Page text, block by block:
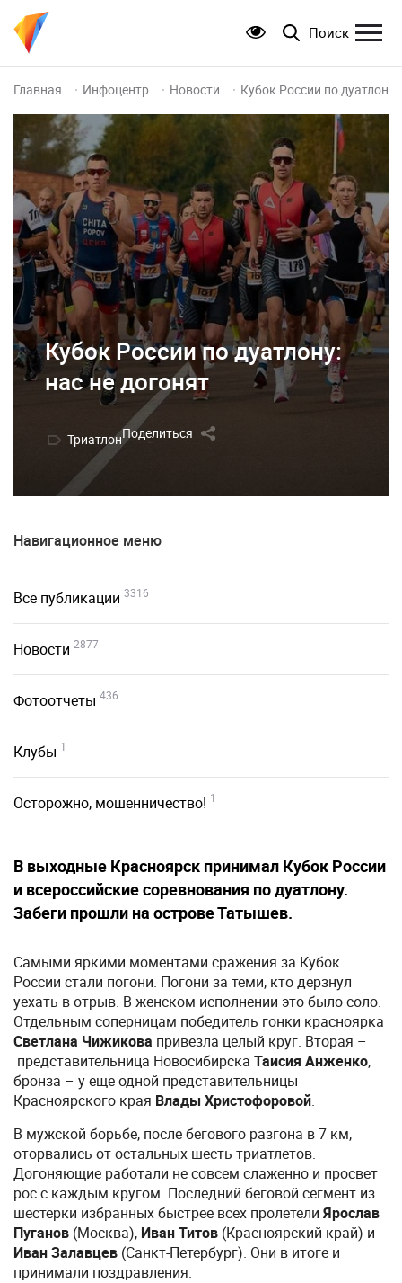
Поиск
Главная Инфоцентр Новости Кубок России по дуатлону:
Кубок России по дуатлону:
нас не догонят
ТриатлонПоделиться
Навигационное меню
Все публикации 3316
Новости 2877
Фотоотчеты 436
Клубы 1
Осторожно, мошенничество! 1
В выходные Красноярск принимал Кубок России
и всероссийские соревнования по дуатлону.
Забеги прошли на острове Татышев.
Самыми яркими моментами сражения за Кубок
России стали погони. Погони за теми, кто дерзнул
уехать в отрыв. В женском исполнении это было соло.
Отдельным соперницам победитель гонки красноярка
Светлана Чижикова привезла целый круг. Вторая –
представительница Новосибирска Таисия Анженко​​​​​,
бронза – у еще одной представительницы
Красноярского края Влады Христофоровой.
В мужской борьбе, после бегового разгона в 7 км,
оторвались от остальных шесть триатлетов.
Догоняющие работали не совсем слаженно и просвет
рос с каждым кругом. Последний беговой сегмент из
шестерки избранных быстрее всех пролетели Ярослав
Пуганов (Москва), Иван Титов (Красноярский край) и
Иван Залавцев (Санкт-Петербург). Они в итоге и
принимали поздравления.